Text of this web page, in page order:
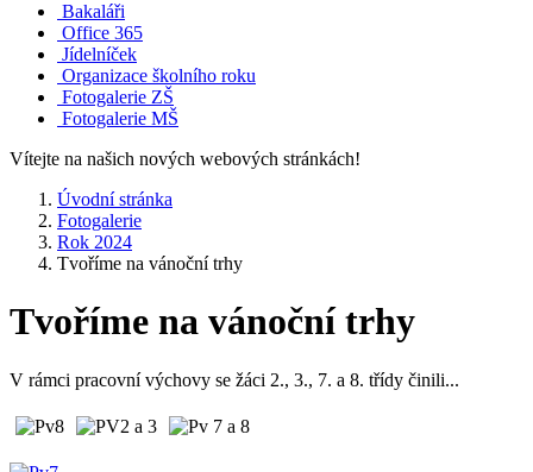
Bakaláři
Office 365
Jídelníček
Organizace školního roku
Fotogalerie ZŠ
Fotogalerie MŠ
Vítejte na našich nových webových stránkách!
Úvodní stránka
Fotogalerie
Rok 2024
Tvoříme na vánoční trhy
Tvoříme na vánoční trhy
V rámci pracovní výchovy se žáci 2., 3., 7. a 8. třídy činili...